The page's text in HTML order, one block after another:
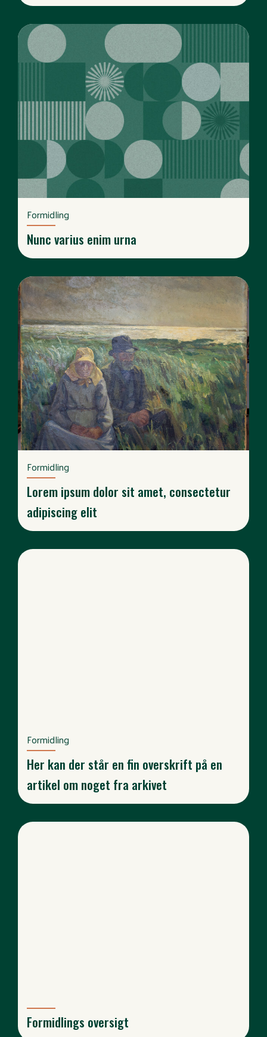
Formidling
Nunc varius enim urna
Formidling
Lorem ipsum dolor sit amet, consectetur
adipiscing elit
Formidling
Her kan der står en fin overskrift på en
artikel om noget fra arkivet
Formidlings oversigt